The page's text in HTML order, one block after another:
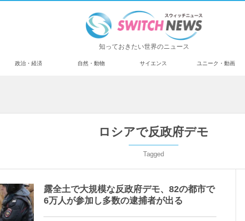
知っておきたい世界のニュース
政治・経済 自然・動物 サイエンス ユニーク・動画
ロシアで反政府デモ
Tagged
露全土で大規模な反政府デモ、82の都市で
6万人が参加し多数の逮捕者が出る